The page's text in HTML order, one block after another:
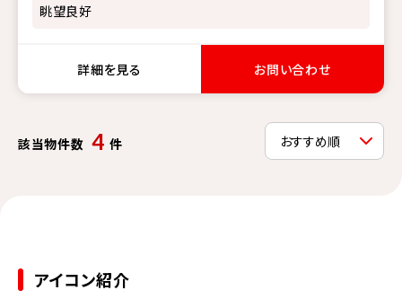
眺望良好
詳細を見る お問い合わせ
該当物件数 4 件
アイコン紹介